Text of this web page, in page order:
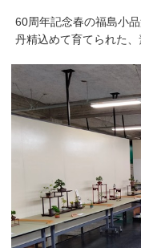
60周年記念春の福島小
丹精込めて育てられた